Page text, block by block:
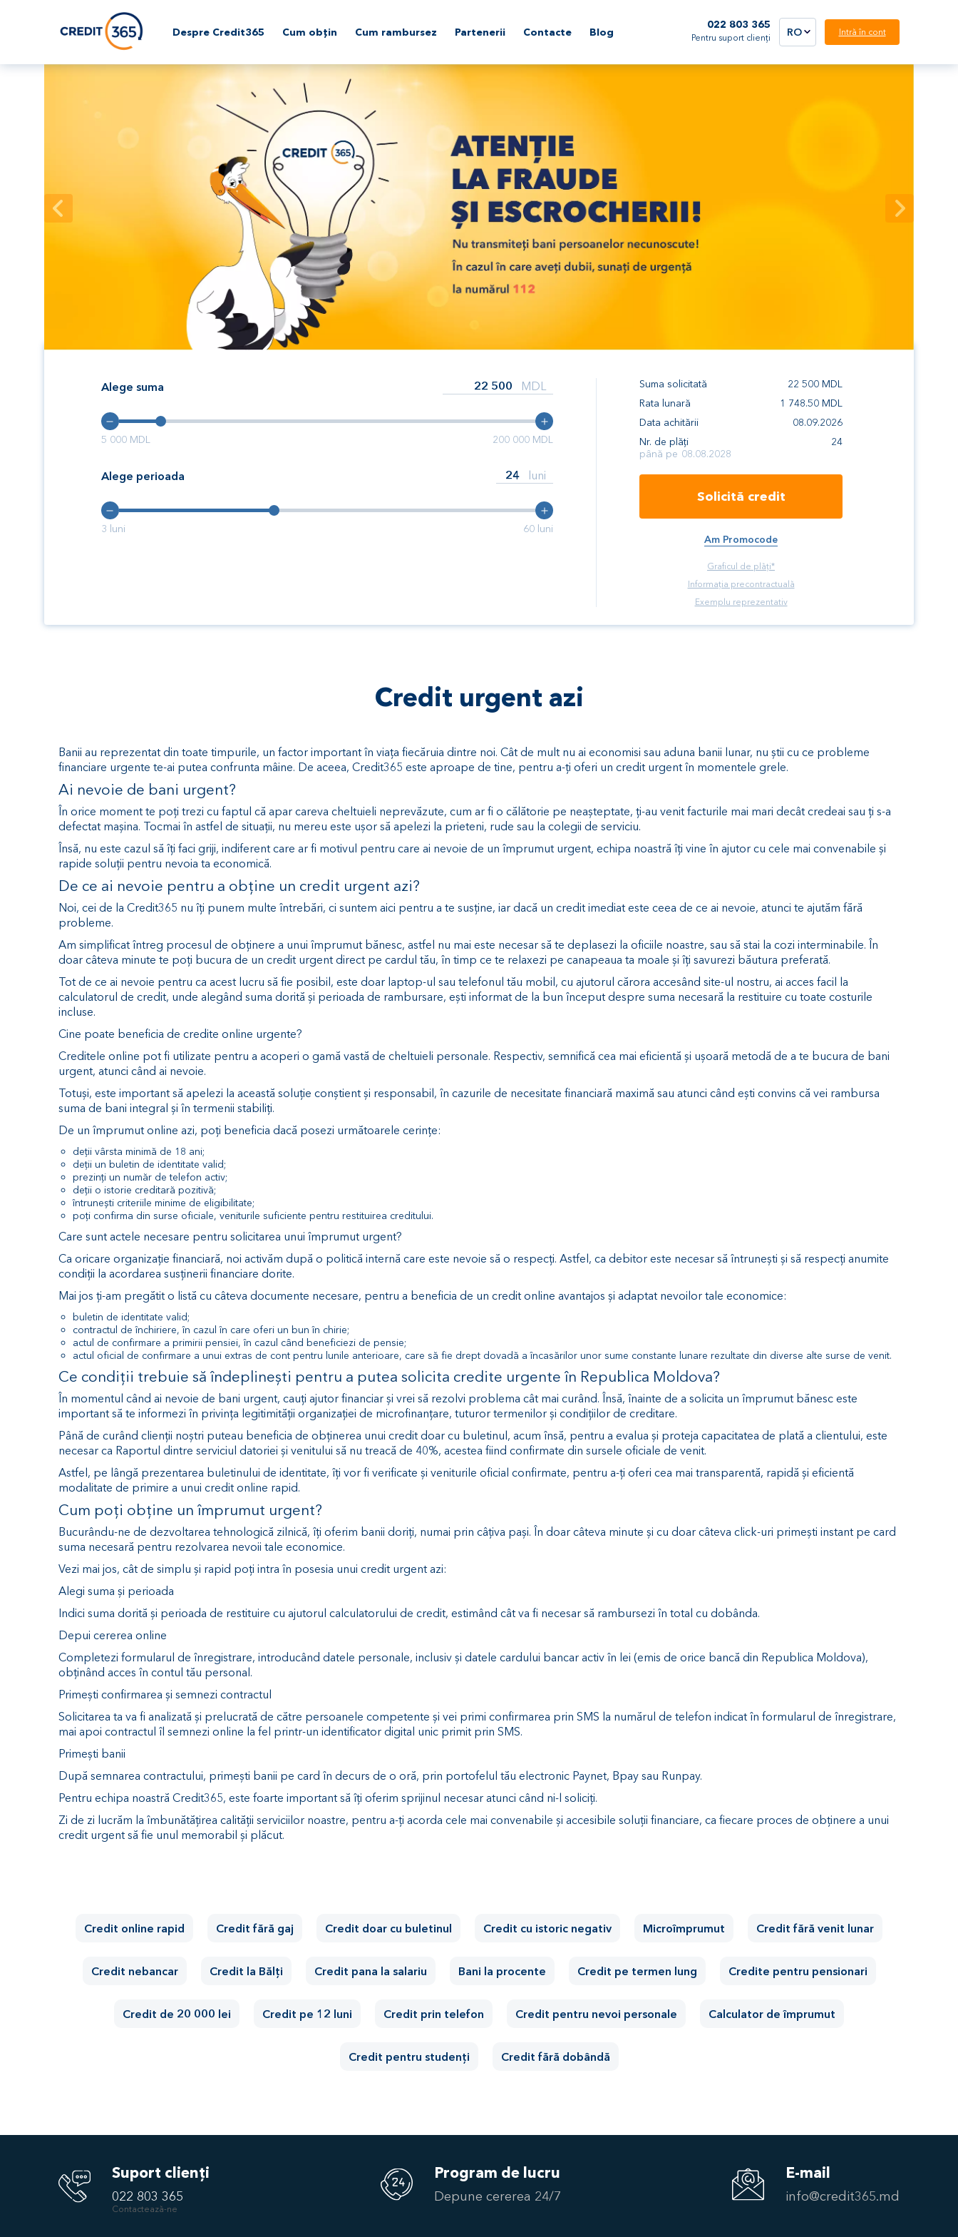
Despre Credit365 Cum obțin Cum rambursez Partenerii Contacte Blog
022 803 365
Pentru suport clienți RO Intră în cont
Alege suma MDL
5 000 MDL 200 000 MDL
Alege perioada luni
3 luni 60 luni
Suma solicitată 22 500 MDL
Rata lunară
1 748.50 MDL
Data achitării
08.09.2026
Nr. de plăți
până pe 08.08.2028
24
Solicită credit
Am Promocode
Graficul de plăți*
Informația precontractuală
Exemplu reprezentativ
Credit urgent azi
Banii au reprezentat din toate timpurile, un factor important în viața fiecăruia dintre noi. Cât de mult nu ai economisi sau aduna banii lunar, nu știi cu ce probleme
financiare urgente te-ai putea confrunta mâine. De aceea, Credit365 este aproape de tine, pentru a-ți oferi un credit urgent în momentele grele.
Ai nevoie de bani urgent?
În orice moment te poți trezi cu faptul că apar careva cheltuieli neprevăzute, cum ar fi o călătorie pe neașteptate, ți-au venit facturile mai mari decât credeai sau ți s-a
defectat mașina. Tocmai în astfel de situații, nu mereu este ușor să apelezi la prieteni, rude sau la colegii de serviciu.
Însă, nu este cazul să îți faci griji, indiferent care ar fi motivul pentru care ai nevoie de un împrumut urgent, echipa noastră îți vine în ajutor cu cele mai convenabile și
rapide soluții pentru nevoia ta economică.
De ce ai nevoie pentru a obține un credit urgent azi?
Noi, cei de la Credit365 nu îți punem multe întrebări, ci suntem aici pentru a te susține, iar dacă un credit imediat este ceea de ce ai nevoie, atunci te ajutăm fără
probleme.
Am simplificat întreg procesul de obținere a unui împrumut bănesc, astfel nu mai este necesar să te deplasezi la oficiile noastre, sau să stai la cozi interminabile. În
doar câteva minute te poți bucura de un credit urgent direct pe cardul tău, în timp ce te relaxezi pe canapeaua ta moale și îți savurezi băutura preferată.
Tot de ce ai nevoie pentru ca acest lucru să fie posibil, este doar laptop-ul sau telefonul tău mobil, cu ajutorul cărora accesând site-ul nostru, ai acces facil la
calculatorul de credit, unde alegând suma dorită și perioada de rambursare, ești informat de la bun început despre suma necesară la restituire cu toate costurile
incluse.
Cine poate beneficia de credite online urgente?
Creditele online pot fi utilizate pentru a acoperi o gamă vastă de cheltuieli personale. Respectiv, semnifică cea mai eficientă și ușoară metodă de a te bucura de bani
urgent, atunci când ai nevoie.
Totuși, este important să apelezi la această soluție conștient și responsabil, în cazurile de necesitate financiară maximă sau atunci când ești convins că vei rambursa
suma de bani integral și în termenii stabiliți.
De un împrumut online azi, poți beneficia dacă posezi următoarele cerințe:
deții vârsta minimă de 18 ani;
deții un buletin de identitate valid;
prezinți un număr de telefon activ;
deții o istorie creditară pozitivă;
întrunești criteriile minime de eligibilitate;
poți confirma din surse oficiale, veniturile suficiente pentru restituirea creditului.
Care sunt actele necesare pentru solicitarea unui împrumut urgent?
Ca oricare organizație financiară, noi activăm după o politică internă care este nevoie să o respecți. Astfel, ca debitor este necesar să întrunești și să respecți anumite
condiții la acordarea susținerii financiare dorite.
Mai jos ți-am pregătit o listă cu câteva documente necesare, pentru a beneficia de un credit online avantajos și adaptat nevoilor tale economice:
buletin de identitate valid;
contractul de închiriere, în cazul în care oferi un bun în chirie;
actul de confirmare a primirii pensiei, în cazul când beneficiezi de pensie;
actul oficial de confirmare a unui extras de cont pentru lunile anterioare, care să fie drept dovadă a încasărilor unor sume constante lunare rezultate din diverse alte surse de venit.
Ce condiții trebuie să îndeplinești pentru a putea solicita credite urgente în Republica Moldova?
În momentul când ai nevoie de bani urgent, cauți ajutor financiar și vrei să rezolvi problema cât mai curând. Însă, înainte de a solicita un împrumut bănesc este
important să te informezi în privința legitimității organizației de microfinanțare, tuturor termenilor și condițiilor de creditare.
Până de curând clienții noștri puteau beneficia de obținerea unui credit doar cu buletinul, acum însă, pentru a evalua și proteja capacitatea de plată a clientului, este
necesar ca Raportul dintre serviciul datoriei și venitului să nu treacă de 40%, acestea fiind confirmate din sursele oficiale de venit.
Astfel, pe lângă prezentarea buletinului de identitate, îți vor fi verificate și veniturile oficial confirmate, pentru a-ți oferi cea mai transparentă, rapidă și eficientă
modalitate de primire a unui credit online rapid.
Cum poți obține un împrumut urgent?
Bucurându-ne de dezvoltarea tehnologică zilnică, îți oferim banii doriți, numai prin câțiva pași. În doar câteva minute și cu doar câteva click-uri primești instant pe card
suma necesară pentru rezolvarea nevoii tale economice.
Vezi mai jos, cât de simplu și rapid poți intra în posesia unui credit urgent azi:
Alegi suma și perioada
Indici suma dorită și perioada de restituire cu ajutorul calculatorului de credit, estimând cât va fi necesar să rambursezi în total cu dobânda.
Depui cererea online
Completezi formularul de înregistrare, introducând datele personale, inclusiv și datele cardului bancar activ în lei (emis de orice bancă din Republica Moldova),
obținând acces în contul tău personal.
Primești confirmarea și semnezi contractul
Solicitarea ta va fi analizată și prelucrată de către persoanele competente și vei primi confirmarea prin SMS la numărul de telefon indicat în formularul de înregistrare,
mai apoi contractul îl semnezi online la fel printr-un identificator digital unic primit prin SMS.
Primești banii
După semnarea contractului, primești banii pe card în decurs de o oră, prin portofelul tău electronic Paynet, Bpay sau Runpay.
Pentru echipa noastră Credit365, este foarte important să îți oferim sprijinul necesar atunci când ni-l soliciți.
Zi de zi lucrăm la îmbunătățirea calității serviciilor noastre, pentru a-ți acorda cele mai convenabile și accesibile soluții financiare, ca fiecare proces de obținere a unui
credit urgent să fie unul memorabil și plăcut.
Credit online rapid Credit fără gaj Credit doar cu buletinul Credit cu istoric negativ Microîmprumut Credit fără venit lunar
Credit nebancar Credit la Bălți Credit pana la salariu Bani la procente Credit pe termen lung Credite pentru pensionari
Credit de 20 000 lei Credit pe 12 luni Credit prin telefon Credit pentru nevoi personale Cаlculator de împrumut
Credit pentru studenți Credit fără dobândă
Suport clienți
022 803 365
Contactează-ne
Program de lucru
Depune cererea 24/7
E-mail
info@credit365.md